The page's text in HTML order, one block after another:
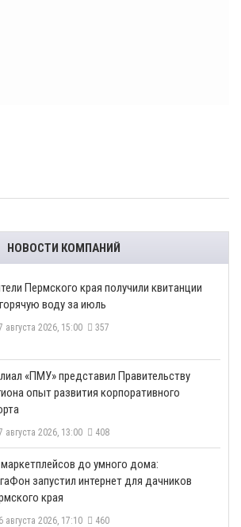
НОВОСТИ КОМПАНИЙ
Пермского края получили квитанции
воду за июль
августа 2026, 15:00 357
«ПМУ» представил Правительству
опыт развития корпоративного
августа 2026, 13:00 408
до умного дома:
запустил интернет для дачников
края
августа 2026, 17:10 460